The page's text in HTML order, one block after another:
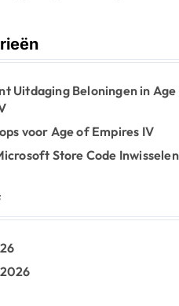
Uitdaging Beloningen in
voor Age of Empires IV
Store Code Inwisselen